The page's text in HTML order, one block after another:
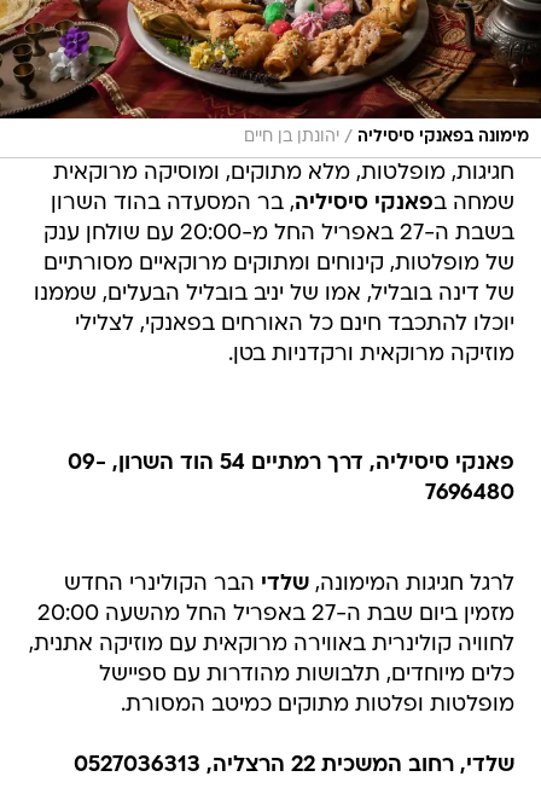
מימונה בפאנקי סיסיליה / יהונתן בן חיים
חגיגות, מופלטות, מלא מתוקים, ומוסיקה מרוקאית
שמחה בפאנקי סיסיליה, בר המסעדה בהוד השרון
בשבת ה-27 באפריל החל מ-20:00 עם שולחן ענק
של מופלטות, קינוחים ומתוקים מרוקאיים מסורתיים
של דינה בובליל, אמו של יניב בובליל הבעלים, שממנו
יוכלו להתכבד חינם כל האורחים בפאנקי, לצלילי
מוזיקה מרוקאית ורקדניות בטן.
פאנקי סיסיליה, דרך רמתיים 54 הוד השרון, 09-
7696480
לרגל חגיגות המימונה,שלדי הבר הקולינרי החדש
מזמין ביום שבת ה-27 באפריל החל מהשעה 20:00
לחוויה קולינרית באווירה מרוקאית עם מוזיקה אתנית,
כלים מיוחדים, תלבושות מהודרות עם ספיישל
מופלטות ופלטות מתוקים כמיטב המסורת.
שלדי, רחוב המשכית 22 הרצליה, 0527036313